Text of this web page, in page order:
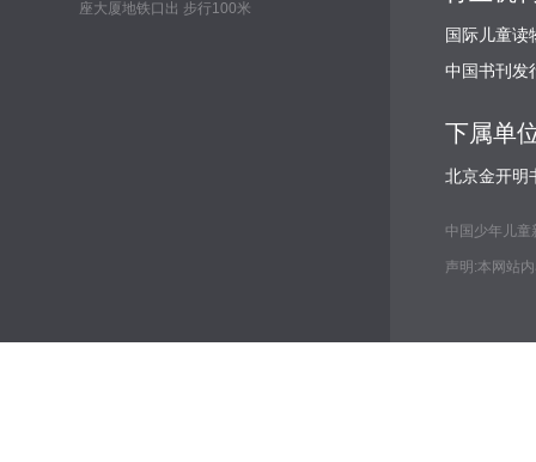
座大厦地铁口出 步行100米
国际儿童读
中国书刊发
下属单
北京金开明
中国少年儿
声明:本网站